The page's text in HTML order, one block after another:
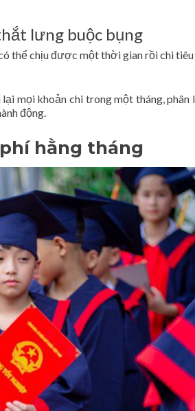
lưng buộc bụng
thể chịu được một thời gian rồi chi tiêu
mọi khoản chi trong một tháng, phân
động.
hằng tháng